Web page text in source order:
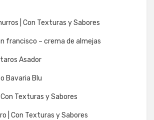
| Con Texturas y Sabores
francisco – crema de almejas
Asador
Bavaria Blu
Con Texturas y Sabores
| Con Texturas y Sabores